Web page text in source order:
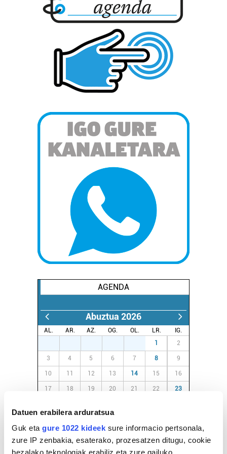
Datuen erabilera arduratsua
Guk eta gure 1022 kideek sure informacio pertsonala,
zure IP zenbakia, esaterako, prozesatzen ditugu, cookie
bezalako teknologiak erabiliz eta zure gailuko
AGENDA
Abuztua 2026
AL. AR. AZ. OG. OL. LR.
IG.
1 2
3 4 5 6 7 8 9
10 11 12 13 14 15 16
17 18 19 20 21 22 23